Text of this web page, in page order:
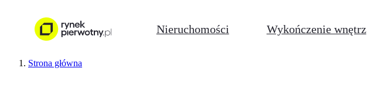
Nieruchomości Wykończenie wnętrz
Strona główna